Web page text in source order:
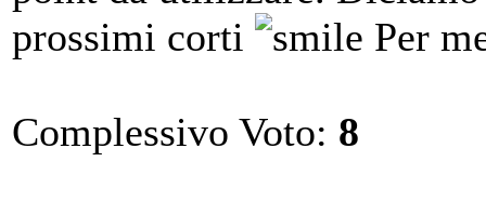
prossimi corti
Per
Complessivo Voto: 8